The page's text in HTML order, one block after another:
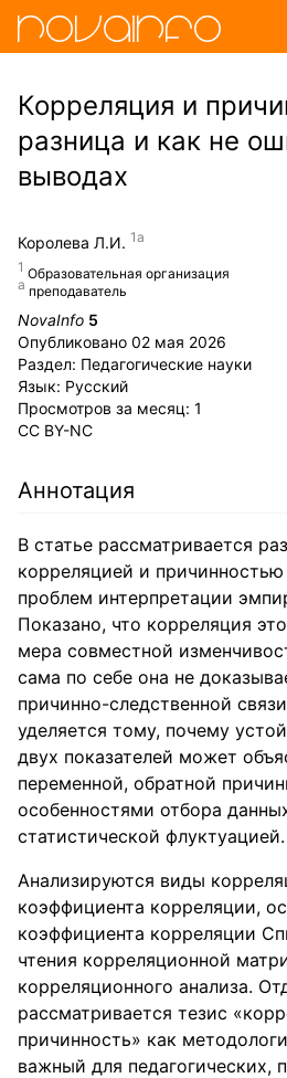
Корреляция и
разница и как не
выводах
Королева Л.И.
Образовательная организация
преподаватель
NovaInfo 5
Опубликовано 02 мая 2026
Раздел: Педагогические науки
Язык: Русский
Просмотров за месяц: 1
CC BY-NC
Аннотация
В статье рассматривается
корреляцией и
проблем интерпретации
Показано, что корреляция
мера совместной
сама по себе она не
причинно-следственной
уделяется тому, почему
двух показателей может
переменной, обратной
особенностями отбора
статистической флуктуацией.
Анализируются виды
коэффициента корреляции,
коэффициента корреляции
чтения корреляционной
корреляционного анализа.
рассматривается тезис
причинность» как
важный для педагогических,